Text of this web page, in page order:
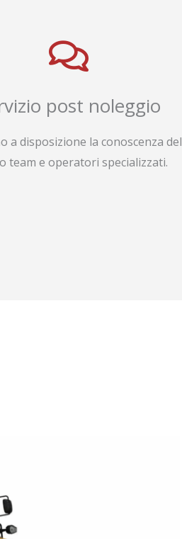
post noleggio
a disposizione la conoscenza del
team e operatori specializzati.